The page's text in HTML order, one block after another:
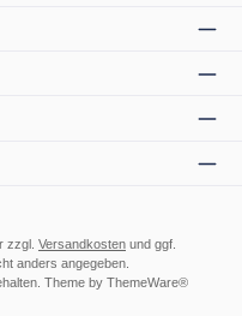
zzgl. Versandkosten und ggf.
anders angegeben.
Theme by ThemeWare®